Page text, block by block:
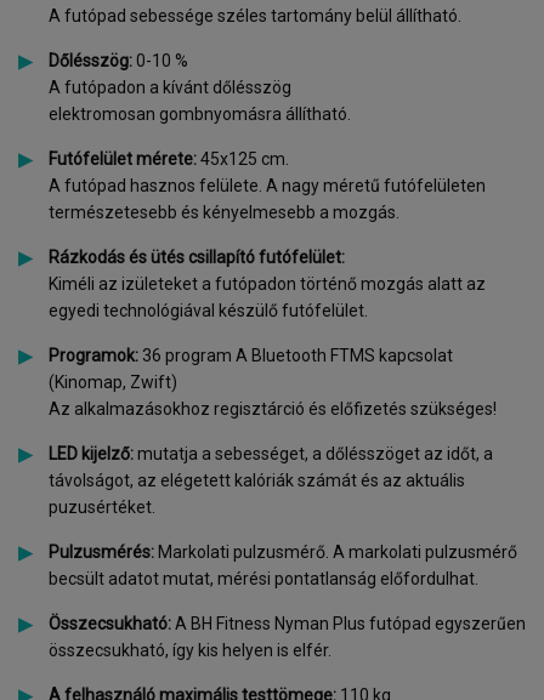
A futópad sebessége széles tartomány belül állítható.
Dőlésszög:0-10 %
A futópadon a kívánt dőlésszög
elektromosan gombnyomásra állítható.
Futófelület mérete:45x125 cm.
A futópad hasznos felülete. A nagy méretű futófelületen
természetesebb és kényelmesebb a mozgás.
Rázkodás és ütés csillapító futófelület:
Kiméli az izületeket a futópadon történő mozgás alatt az
egyedi technológiával készülő futófelület.
Programok: 36 program A Bluetooth FTMS kapcsolat
(Kinomap, Zwift)
Az alkalmazásokhoz regisztárció és előfizetés szükséges!
LED kijelző:mutatja a sebességet, a dőlésszöget az időt, a
távolságot, az elégetett kalóriák számát és az aktuális
puzusértéket.
Pulzusmérés: Markolati pulzusmérő. A markolati pulzusmérő
becsült adatot mutat, mérési pontatlanság előfordulhat.
Összecsukható:A BH Fitness Nyman Plus futópad egyszerűen
összecsukható, így kis helyen is elfér.
A felhasználó maximális testtömege: 110 kg